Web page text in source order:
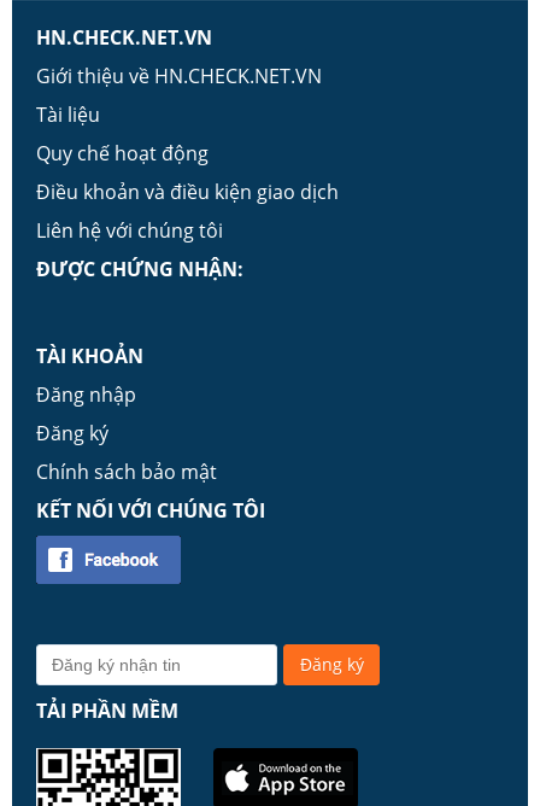
HN.CHECK.NET.VN
Giới thiệu về HN.CHECK.NET.VN
Tài liệu
Quy chế hoạt động
Điều khoản và điều kiện giao dịch
Liên hệ với chúng tôi
ĐƯỢC CHỨNG NHẬN:
TÀI KHOẢN
Đăng nhập
Đăng ký
Chính sách bảo mật
KẾT NỐI VỚI CHÚNG TÔI
TẢI PHẦN MỀM